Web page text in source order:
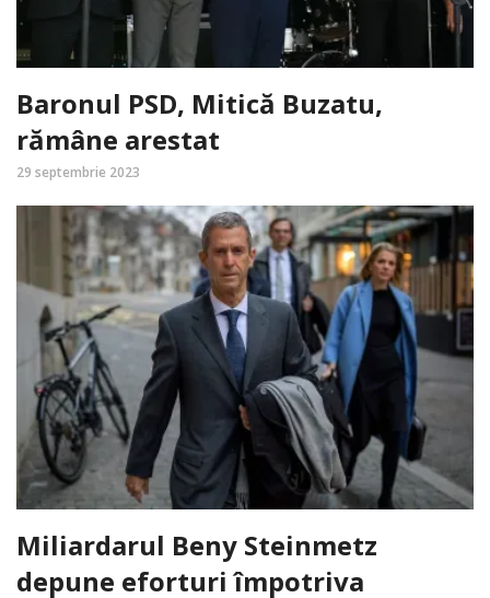
Baronul PSD, Mitică Buzatu,
rămâne arestat
29 septembrie 2023
Miliardarul Beny Steinmetz
depune eforturi împotriva